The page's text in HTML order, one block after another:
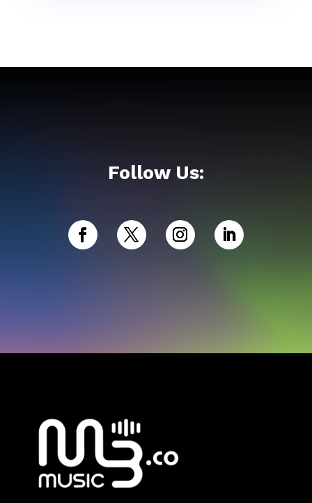
Follow Us: